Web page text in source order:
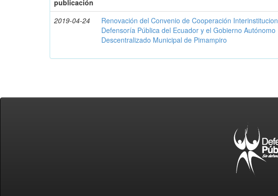
publicación
2019-04-24
Renovación del Convenio de Cooperación
Defensoría Pública del Ecuador y el Gobierno Autónomo
Descentralizado Municipal de Pimampiro